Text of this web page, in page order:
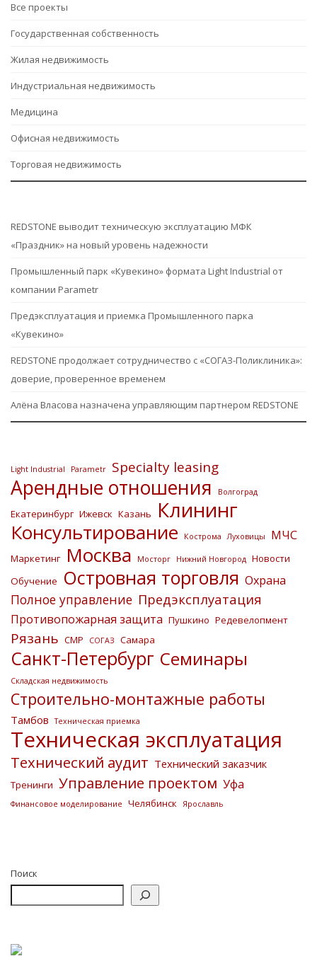
Все проекты
Государственная собственность
Жилая недвижимость
Индустриальная недвижимость
Медицина
Офисная недвижимость
Торговая недвижимость
REDSTONE выводит техническую эксплуатацию МФК
«Праздник» на новый уровень надежности
Промышленный парк «Кувекино» формата Light Industrial от
компании Parametr
Предэксплуатация и приемка Промышленного парка
«Кувекино»
REDSTONE продолжает сотрудничество с «СОГАЗ-Поликлиника»:
доверие, проверенное временем
Алёна Власова назначена управляющим партнером REDSTONE
Light Industrial Parametr Specialty leasing
Арендные отношения Волгоград
Екатеринбург Ижевск Казань Клининг
Консультирование Кострома Луховицы МЧС
Маркетинг Москва Мосторг Нижний Новгород Новости
Обучение
Островная торговля Охрана
Полное управление Предэксплуатация
Противопожарная защита Пушкино Редевелопмент
Рязань СМР СОГАЗ Самара
Санкт-Петербург Семинары
Складская недвижимость
Строительно-монтажные работы
Тамбов Техническая приемка
Техническая эксплуатация
Технический аудит Технический заказчик
Тренинги Управление проектом Уфа
Финансовое моделирование Челябинск Ярославль
Поиск